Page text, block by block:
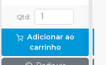
Qtd :
Adicionar ao
carrinho